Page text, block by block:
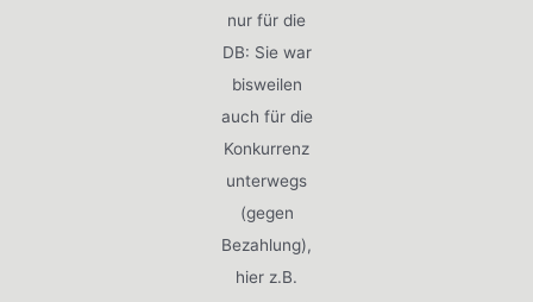
nur für die
DB: Sie war
bisweilen
auch für die
Konkurrenz
unterwegs
(gegen
Bezahlung),
hier z.B.